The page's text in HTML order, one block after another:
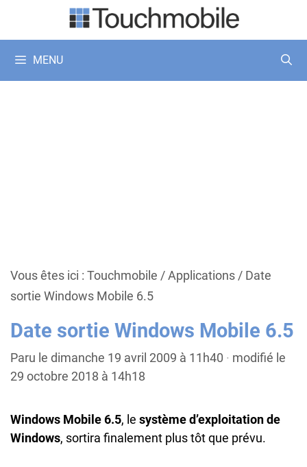
MENU
Vous êtes ici : Touchmobile /Applications/ Date
sortie Windows Mobile 6.5
Date sortie Windows Mobile 6.5
Paru le dimanche 19 avril 2009 à 11h40 · modifié le
29 octobre 2018 à 14h18
Windows Mobile 6.5, le système d’exploitation de
Windows, sortira finalement plus tôt que prévu.